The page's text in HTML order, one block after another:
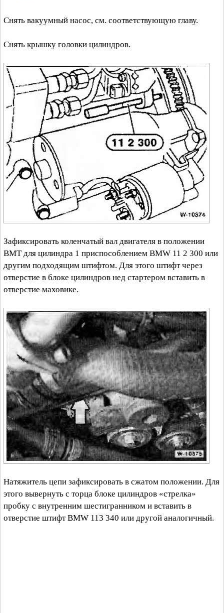
Снять вакуумный насос, см. соответствующую главу.
Снять крышку головки цилиндров.
Зафиксировать коленчатый вал двигателя в положении
ВМТ для цилиндра 1 приспособлением BMW 11 2 300 или
другим подходящим штифтом. Для этого штифт через
отверстие в блоке цилиндров нед стартером вставить в
отверстие маховике.
Натяжитель цепи зафиксировать в сжатом положении. Для
этого вывернуть с торца блоке цилиндров «стрелка»
пробку с внутренним шестигранником и вставить в
отверстие штифт BMW 113 340 или другой аналогичный.